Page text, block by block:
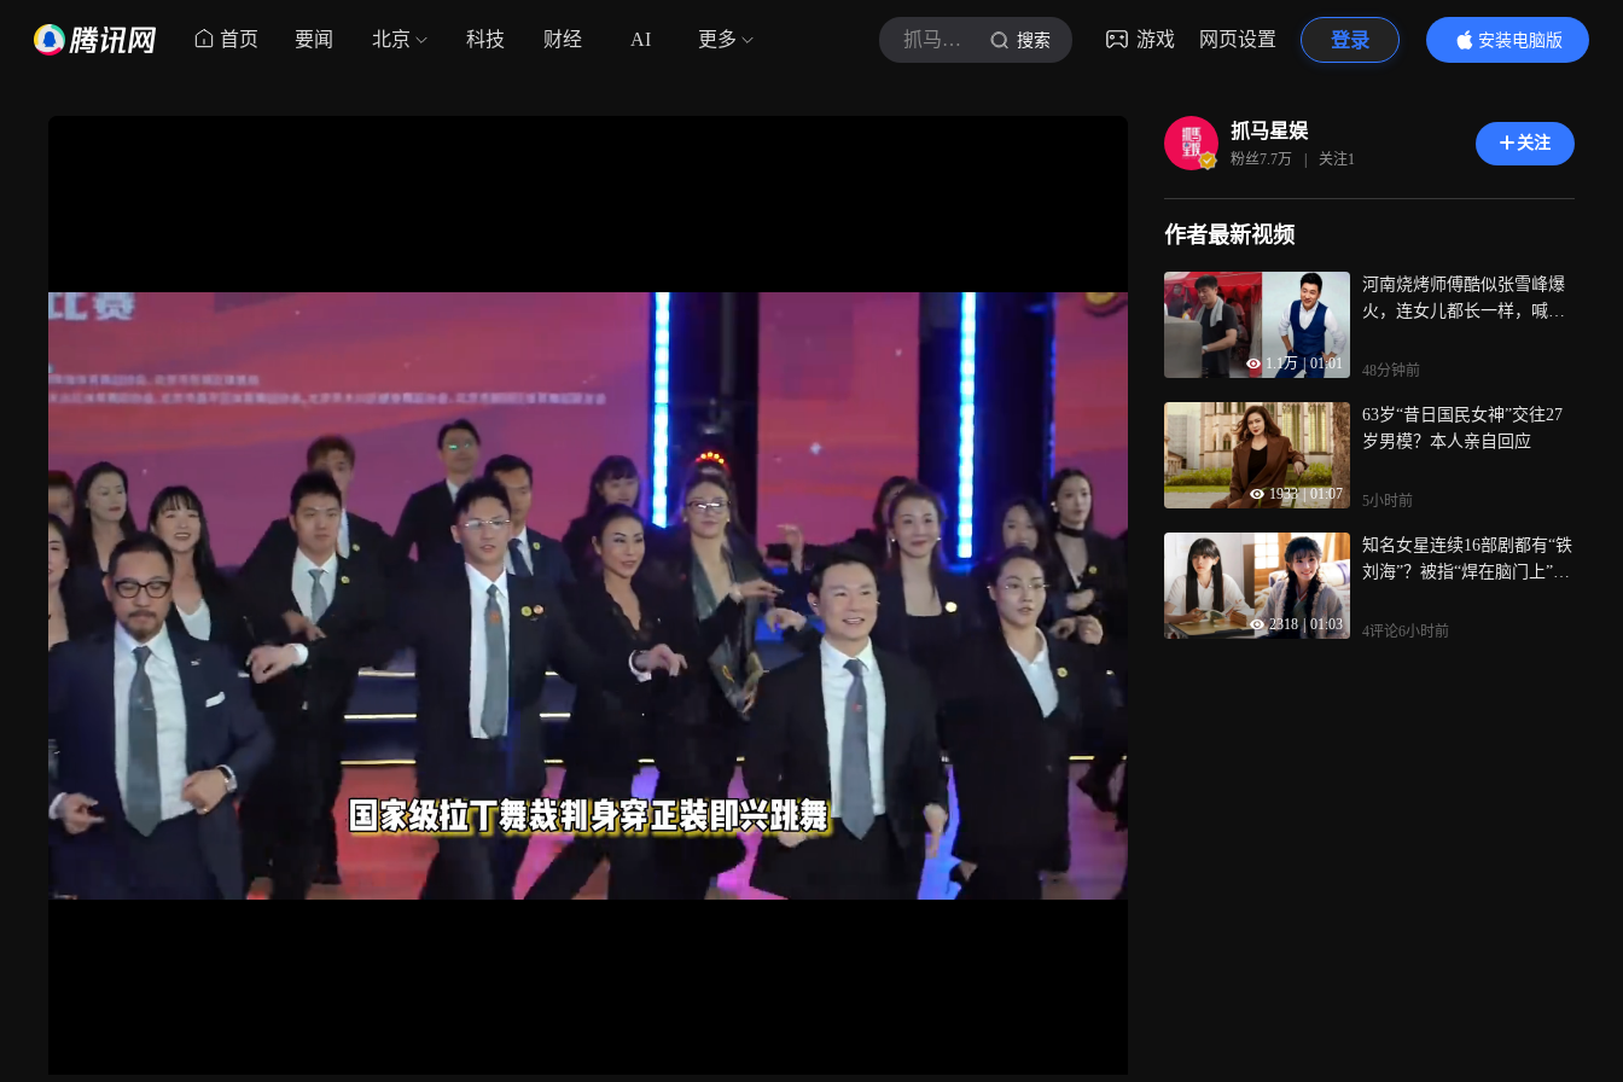
首页 要闻 北京 科技 财经 AI 更多 抓马星娱 搜索 游戏 网页设置 登录
安装电脑版
内容更精彩
抓马星娱
粉丝7.7万 | 关注1
关注
作者最新视频
1.1万 01:01
河南烧烤师傅酷似张雪峰爆
火，连女儿都长一样，喊粉
48分钟前
1933 | 01:07
63岁“昔日国民女神”交往27
岁男模？本人亲自回应
5小时前
2318 | 01:03
知名女星连续16部剧都有“铁
刘海”？被指“焊在脑门上”，
4评论6小时前